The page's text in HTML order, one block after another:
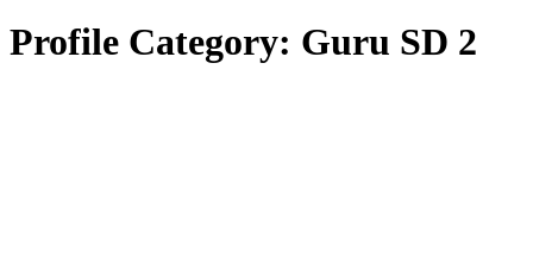
Profile Category: Guru SD 2